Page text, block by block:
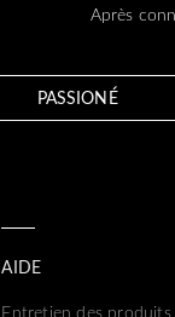
Après
PASSIONÉ
AIDE
Entretien des produits